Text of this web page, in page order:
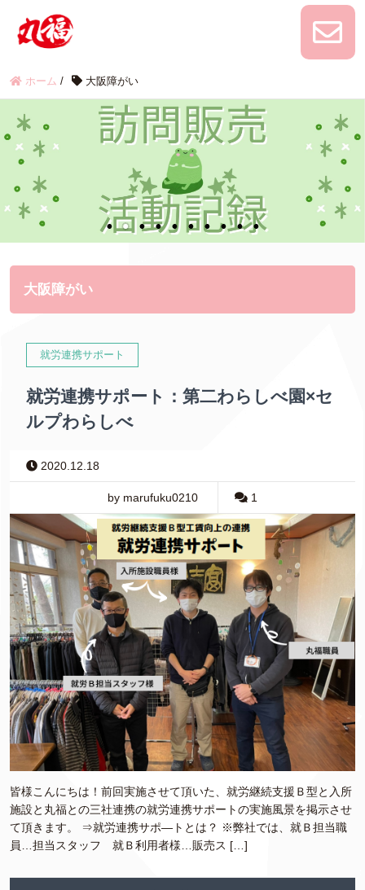
ホーム / 大阪障がい
大阪障がい
就労連携サポート
就労連携サポート：第二わらしべ園×セ
ルプわらしべ
2020.12.18
by marufuku0210 1
皆様こんにちは！前回実施させて頂いた、就労継続支援Ｂ型と入所
施設と丸福との三社連携の就労連携サポートの実施風景を掲示させ
て頂きます。 ⇒就労連携サポ―トとは？ ※弊社では、就Ｂ担当職
員…担当スタッフ 就Ｂ利用者様…販売ス […]